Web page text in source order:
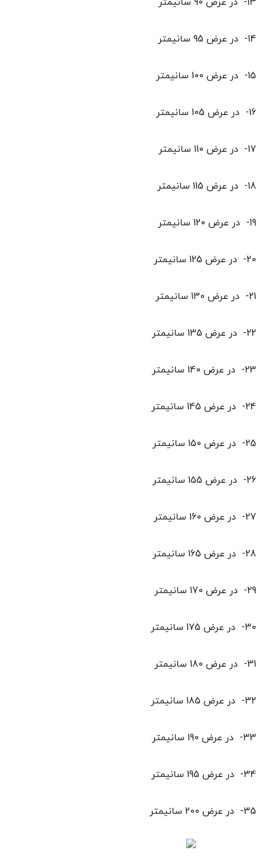
14- در عرض 95 سانیمتر
15- در عرض 100 سانیمتر
16- در عرض 105 سانیمتر
17- در عرض 110 سانیمتر
18- در عرض 115 سانیمتر
19- در عرض 120 سانیمتر
20- در عرض 125 سانیمتر
21- در عرض 130 سانیمتر
22- در عرض 135 سانیمتر
23- در عرض 140 سانیمتر
24- در عرض 145 سانیمتر
25- در عرض 150 سانیمتر
26- در عرض 155 سانیمتر
27- در عرض 160 سانیمتر
28- در عرض 165 سانیمتر
29- در عرض 170 سانیمتر
30- در عرض 175 سانیمتر
31- در عرض 180 سانیمتر
32- در عرض 185 سانیمتر
33- در عرض 190 سانیمتر
34- در عرض 195 سانیمتر
35- در عرض 200 سانیمتر